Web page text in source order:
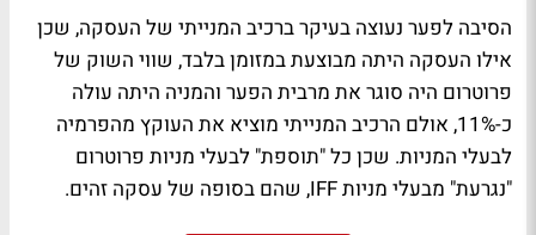
הסיבה לפער נעוצה בעיקר ברכיב המנייתי של העסקה, שכן
אילו העסקה היתה מבוצעת במזומן בלבד, שווי השוק של
פרוטרום היה סוגר את מרבית הפער והמניה היתה עולה
כ-11%, אולם הרכיב המנייתי מוציא את העוקץ מהפרמיה
לבעלי המניות. שכן כל "תוספת" לבעלי מניות פרוטרום
"נגרעת" מבעלי מניות IFF, שהם בסופה של עסקה זהים.